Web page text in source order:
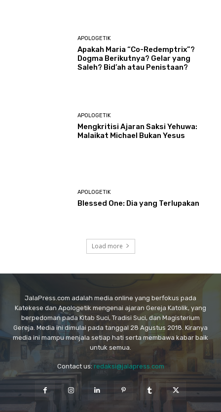
APOLOGETIK
Apakah Maria “Co-Redemptrix”?
Dogma Berikutnya? Gelar yang
Saleh? Bid’ah atau Penistaan?
APOLOGETIK
Mengkritisi Ajaran Saksi Yehuwa:
Malaikat Michael Bukan Yesus
APOLOGETIK
Blessed One: Dia yang Terlupakan
Load more
JalaPress.com adalah media online yang berfokus pada
Katekese dan Apologetik mengenai ajaran Gereja Katolik, yang
berpedoman pada Kitab Suci, Tradisi Suci, dan Magisterium
Gereja. Media ini dimulai pada tanggal 28 Agustus 2018. Kiranya
media ini mampu menjala setiap hati serta membawa kabar baik
untuk semua.
Contact us: redaksi@jalapress.com